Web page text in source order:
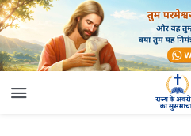
227 खोये हुए उद्धार को कैसे हासिल करूँ